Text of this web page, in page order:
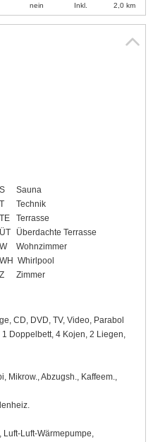
S
Sauna
T
Technik
TE
Terrasse
ÜT
Überdachte Terrasse
W
Wohnzimmer
WH Whirlpool
Z
Zimmer
CD, DVD, TV, Video, Parabol
Doppelbett, 4 Kojen, 2 Liegen,
Mikrow., Abzugsh., Kaffeem.,
Luft-Luft-Wärmepumpe,
nein Inkl. 2,0 km